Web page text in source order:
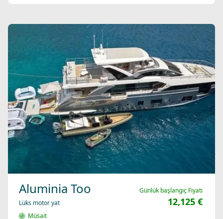
Aluminia Too
Lüks motor yat
Müsait
Günlük başlangıç Fiyatı
12,125 €